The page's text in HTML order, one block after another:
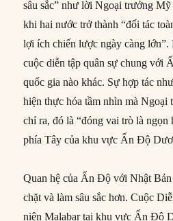
sâu sắc” như lời Ngoại trưởng
khi hai nước trở thành “đối tác
lợi ích chiến lược ngày càng lớn”.
cuộc diễn tập quân sự chung với
quốc gia nào khác. Sự hợp tác
hiện thực hóa tầm nhìn mà Ngoại
chỉ ra, đó là “đóng vai trò là
phía Tây của khu vực Ấn Độ
Quan hệ của Ấn Độ với Nhật
chặt và làm sâu sắc hơn. Cuộc
niên Malabar tại khu vực Ấn Độ